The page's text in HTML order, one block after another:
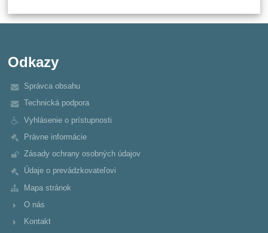
Odkazy
Správca obsahu
Technická podpora
Vyhlásenie o prístupnosti
Právne informácie
Zásady ochrany osobných údajov
Údaje o prevádzkovateľovi
Mapa stránok
O nás
Kontakt